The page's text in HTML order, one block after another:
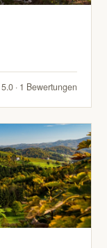
5.0 · 1 Bewertungen